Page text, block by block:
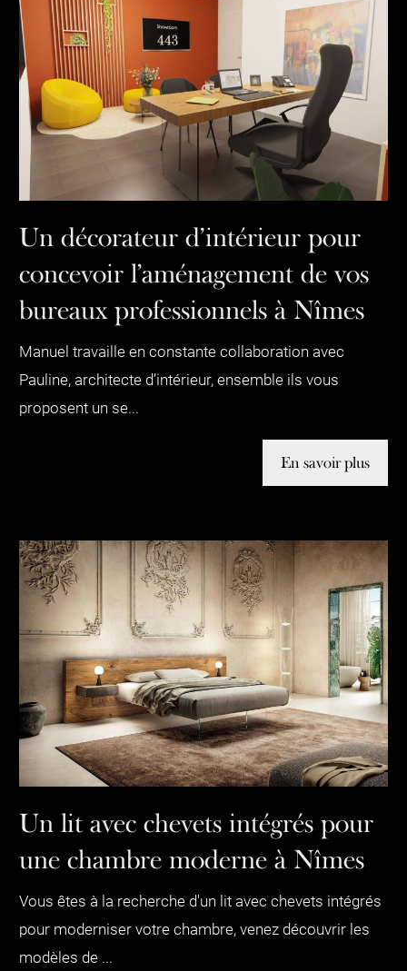
Un décorateur d’intérieur pour
concevoir l’aménagement de vos
bureaux professionnels à Nîmes
Manuel travaille en constante collaboration avec
Pauline, architecte d’intérieur, ensemble ils vous
proposent un se...
En savoir plus
Un lit avec chevets intégrés pour
une chambre moderne à Nîmes
Vous êtes à la recherche d'un lit avec chevets intégrés
pour moderniser votre chambre, venez découvrir les
modèles de ...